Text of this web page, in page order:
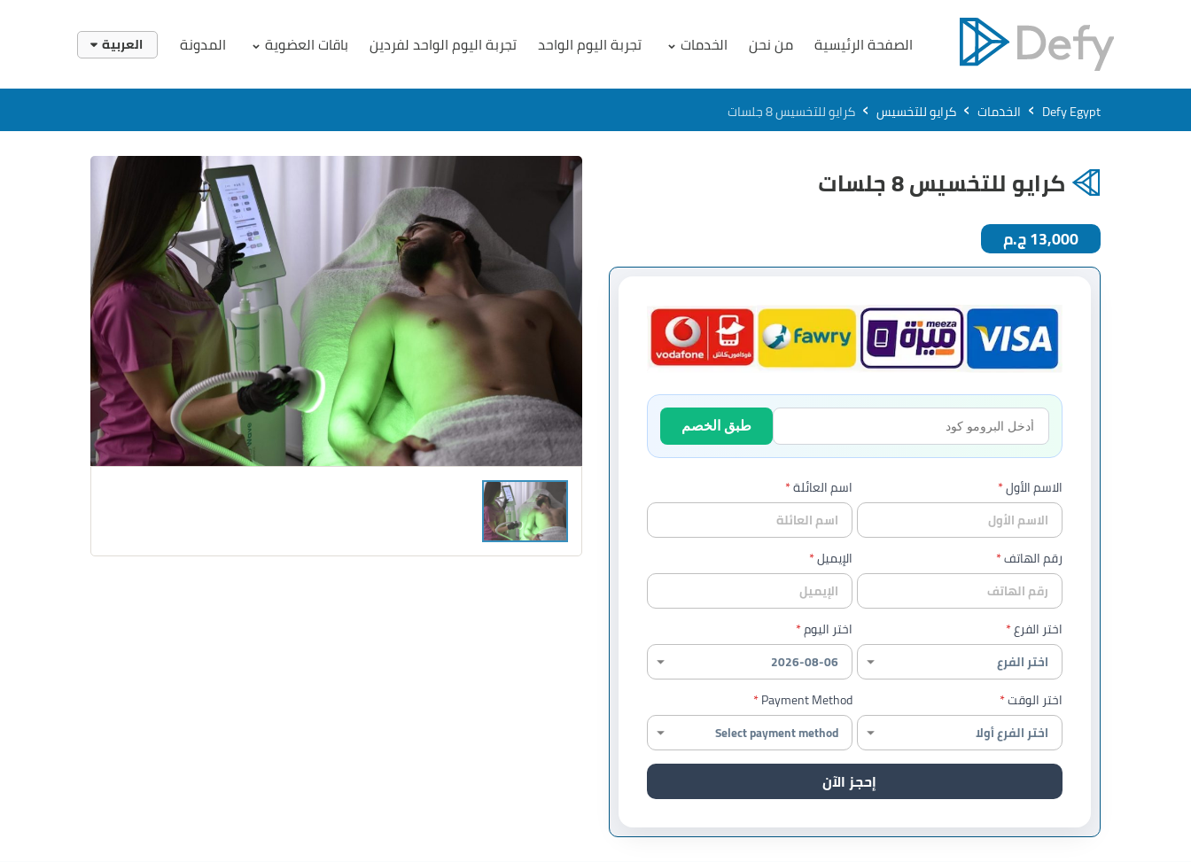
الصفحة الرئيسية من نحن الخدمات تجربة اليوم الواحد تجربة اليوم الواحد لفردين باقات العضوية المدونة العربية
Defy Egypt
› الخدمات › كرايو للتخسيس › كرايو للتخسيس 8 جلسات
كرايو للتخسيس 8 جلسات
13,000 ج.م
طبق الخصم
الاسم الأول اسم العائلة
رقم الهاتف الإيميل
اختر الفرع اختر اليوم
اختر الوقت Payment Method
إحجز الآن